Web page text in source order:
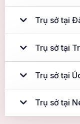
Trụ sở tại
Trụ sở tại
Trụ sở tại
Trụ sở tại